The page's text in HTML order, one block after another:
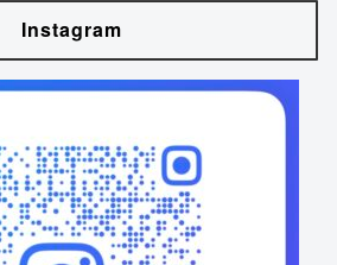
Instagram